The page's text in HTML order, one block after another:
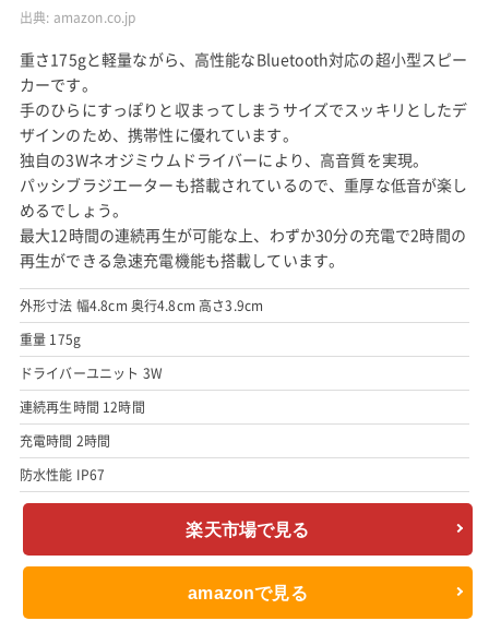
出典: amazon.co.jp
重さ175gと軽量ながら、高性能なBluetooth対応の超小型スピー
カーです。
手のひらにすっぽりと収まってしまうサイズでスッキリとしたデ
ザインのため、携帯性に優れています。
独自の3Wネオジミウムドライバーにより、高音質を実現。
パッシブラジエーターも搭載されているので、重厚な低音が楽し
めるでしょう。
最大12時間の連続再生が可能な上、わずか30分の充電で2時間の
再生ができる急速充電機能も搭載しています。
外形寸法 幅4.8cm 奥行4.8cm 高さ3.9cm
重量 175g
ドライバーユニット 3W
連続再生時間 12時間
充電時間 2時間
防水性能 IP67
楽天市場で見る
amazonで見る